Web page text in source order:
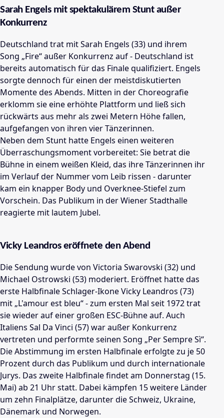
Sarah Engels mit spektakulärem Stunt außer
Konkurrenz
Deutschland trat mit Sarah Engels (33) und ihrem
Song „Fire“ außer Konkurrenz auf - Deutschland ist
bereits automatisch für das Finale qualifiziert. Engels
sorgte dennoch für einen der meistdiskutierten
Momente des Abends. Mitten in der Choreografie
erklomm sie eine erhöhte Plattform und ließ sich
rückwärts aus mehr als zwei Metern Höhe fallen,
aufgefangen von ihren vier Tänzerinnen.
Neben dem Stunt hatte Engels einen weiteren
Überraschungsmoment vorbereitet: Sie betrat die
Bühne in einem weißen Kleid, das ihre Tänzerinnen ihr
im Verlauf der Nummer vom Leib rissen - darunter
kam ein knapper Body und Overknee-Stiefel zum
Vorschein. Das Publikum in der Wiener Stadthalle
reagierte mit lautem Jubel.
Vicky Leandros eröffnete den Abend
Die Sendung wurde von Victoria Swarovski (32) und
Michael Ostrowski (53) moderiert. Eröffnet hatte das
erste Halbfinale Schlager-Ikone Vicky Leandros (73)
mit „L'amour est bleu“ - zum ersten Mal seit 1972 trat
sie wieder auf einer großen ESC-Bühne auf. Auch
Italiens Sal Da Vinci (57) war außer Konkurrenz
vertreten und performte seinen Song „Per Sempre Sì“.
Die Abstimmung im ersten Halbfinale erfolgte zu je 50
Prozent durch das Publikum und durch internationale
Jurys. Das zweite Halbfinale findet am Donnerstag (15.
Mai) ab 21 Uhr statt. Dabei kämpfen 15 weitere Länder
um zehn Finalplätze, darunter die Schweiz, Ukraine,
Dänemark und Norwegen.